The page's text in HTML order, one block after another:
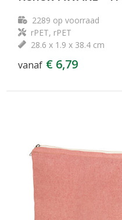
2289 op voorraad
rPET, rPET
28.6 x 1.9 x 38.4 cm
vanaf € 6,79